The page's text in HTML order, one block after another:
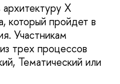
X
который пройдет в
Участникам
трех процессов
Тематический или